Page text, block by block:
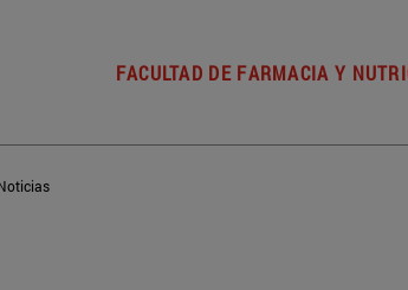
FACULTAD DE FARMACIA Y